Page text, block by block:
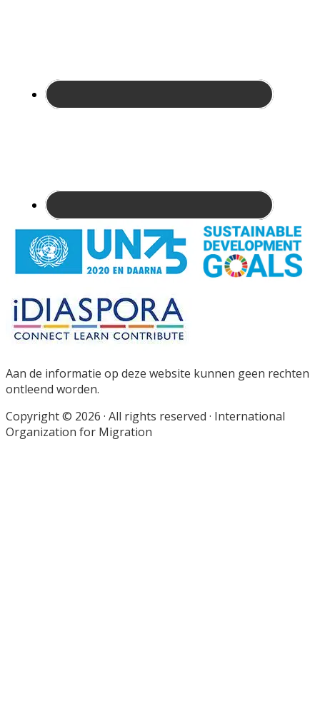
Site
Footer
Aan de informatie op deze website kunnen geen rechten
ontleend worden.
Copyright © 2026 · All rights reserved · International
Organization for Migration